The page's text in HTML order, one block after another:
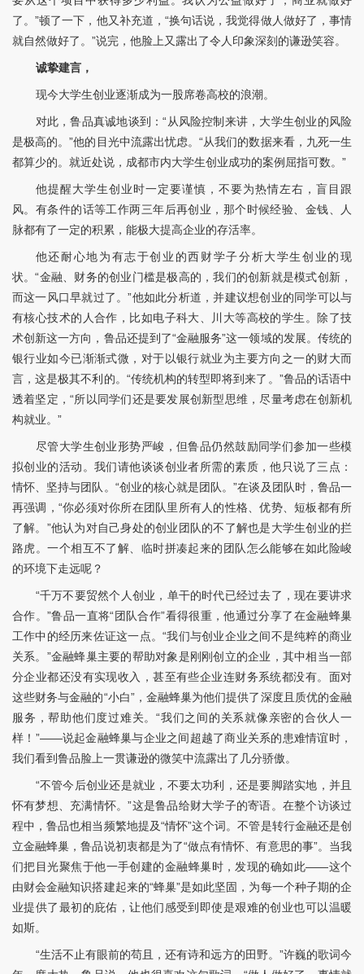
了。”顿了一下，他又补充道，“换句话说，我觉得做人做好了，事情
就自然做好了。”说完，他脸上又露出了令人印象深刻的谦逊笑容。
诚挚建言，
现今大学生创业逐渐成为一股席卷高校的浪潮。
对此，鲁品真诚地谈到：“从风险控制来讲，大学生创业的风险
是极高的。”他的目光中流露出忧虑。“从我们的数据来看，九死一生
都算少的。就近处说，成都市内大学生创业成功的案例屈指可数。”
他提醒大学生创业时一定要谨慎，不要为热情左右，盲目跟
风。有条件的话等工作两三年后再创业，那个时候经验、金钱、人
脉都有了一定的积累，能极大提高企业的存活率。
他还耐心地为有志于创业的西财学子分析大学生创业的现
状。“金融、财务的创业门槛是极高的，我们的创新就是模式创新，
而这一风口早就过了。”他如此分析道，并建议想创业的同学可以与
有核心技术的人合作，比如电子科大、川大等高校的学生。除了技
术创新这一方向，鲁品还提到了“金融服务”这一领域的发展。传统的
银行业如今已渐渐式微，对于以银行就业为主要方向之一的财大而
言，这是极其不利的。“传统机构的转型即将到来了。”鲁品的话语中
透着坚定，“所以同学们还是要发展创新型思维，尽量考虑在创新机
构就业。”
尽管大学生创业形势严峻，但鲁品仍然鼓励同学们参加一些模
拟创业的活动。我们请他谈谈创业者所需的素质，他只说了三点：
情怀、坚持与团队。“创业的核心就是团队。”在谈及团队时，鲁品一
再强调，“你必须对你所在团队里所有人的性格、优势、短板都有所
了解。”他认为对自己身处的创业团队的不了解也是大学生创业的拦
路虎。一个相互不了解、临时拼凑起来的团队怎么能够在如此险峻
的环境下走远呢？
“千万不要贸然个人创业，单干的时代已经过去了，现在要讲求
合作。”鲁品一直将“团队合作”看得很重，他通过分享了在金融蜂巢
工作中的经历来佐证这一点。“我们与创业企业之间不是纯粹的商业
关系。”金融蜂巢主要的帮助对象是刚刚创立的企业，其中相当一部
分企业都还没有实现收入，甚至有些企业连财务系统都没有。面对
这些财务与金融的“小白”，金融蜂巢为他们提供了深度且质优的金融
服务，帮助他们度过难关。“我们之间的关系就像亲密的合伙人一
样！”——说起金融蜂巢与企业之间超越了商业关系的患难情谊时，
我们看到鲁品脸上一贯谦逊的微笑中流露出了几分骄傲。
“不管今后创业还是就业，不要太功利，还是要脚踏实地，并且
怀有梦想、充满情怀。”这是鲁品给财大学子的寄语。在整个访谈过
程中，鲁品也相当频繁地提及“情怀”这个词。不管是转行金融还是创
立金融蜂巢，鲁品说初衷都是为了“做点有情怀、有意思的事”。当我
们把目光聚焦于他一手创建的金融蜂巢时，发现的确如此——这个
由财会金融知识搭建起来的“蜂巢”是如此坚固，为每一个种子期的企
业提供了最初的庇佑，让他们感受到即使是艰难的创业也可以温暖
如斯。
“生活不止有眼前的苟且，还有诗和远方的田野。”许巍的歌词今